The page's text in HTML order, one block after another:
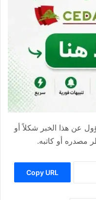
عن هذا الخبر شكلاً أو
مصدره أو كاتبه.
Copy URL